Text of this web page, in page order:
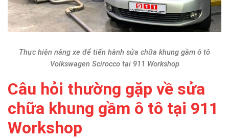
Thực hiện nâng xe để tiến hành sửa chữa khung gầm ô tô
Volkswagen Scirocco tại 911 Workshop
Câu hỏi thường gặp về sửa
chữa khung gầm ô tô tại 911
Workshop